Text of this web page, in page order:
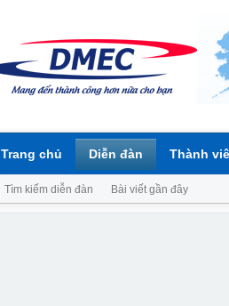
Trang chủ Diễn đàn
Tìm kiếm diễn đàn Bài viết gần đây
Thành